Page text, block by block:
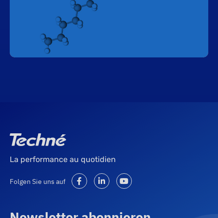
La performance au quotidien
Folgen Sie uns auf